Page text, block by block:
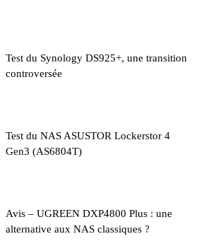
Test du Synology DS925+, une transition
controversée
Test du NAS ASUSTOR Lockerstor 4
Gen3 (AS6804T)
Avis – UGREEN DXP4800 Plus : une
alternative aux NAS classiques ?